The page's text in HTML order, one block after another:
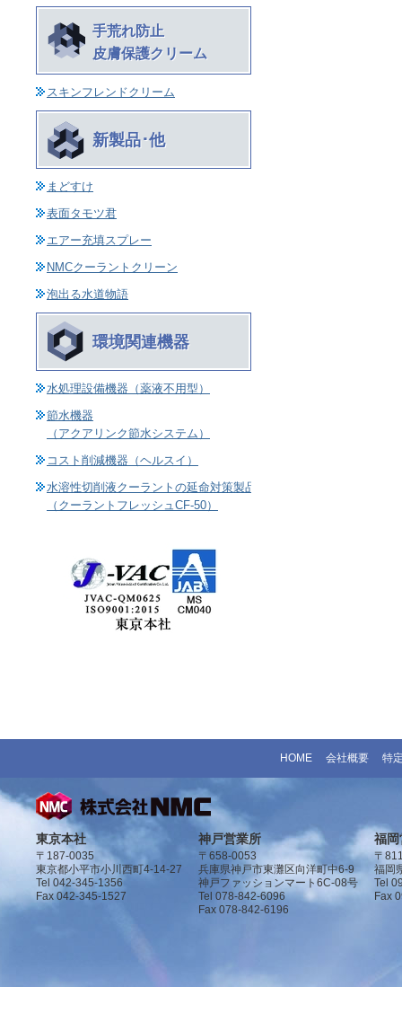
手荒れ防止
皮膚保護クリーム
スキンフレンドクリーム
新製品･他
まどすけ
表面タモツ君
エアー充填スプレー
NMCクーラントクリーン
泡出る水道物語
環境関連機器
水処理設備機器（薬液不用型）
節水機器
（アクアリンク節水システム）
コスト削減機器（ヘルスイ）
水溶性切削液クーラントの延命対策製品
（クーラントフレッシュCF-50）
HOME 会社概要 特
東京本社
〒187-0035
東京都小平市小川西町4-14-27
Tel 042-345-1356
Fax 042-345-1527
神戸営業所
〒658-0053
兵庫県神戸市東灘区向洋町中6-9
神戸ファッションマート6C-08号
Tel 078-842-6096
Fax 078-842-6196
福岡
〒
福岡
Tel
Fax